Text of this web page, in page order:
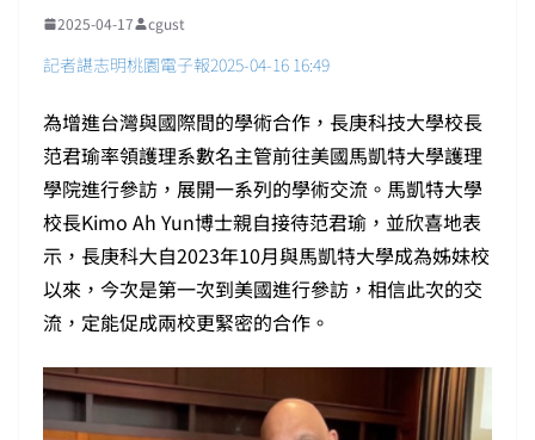
2025-04-17 cgust
記者諶志明桃園電子報2025-04-16 16:49
為增進台灣與國際間的學術合作，長庚科技大學校長
范君瑜率領護理系數名主管前往美國馬凱特大學護理
學院進行參訪，展開一系列的學術交流。馬凱特大學
校長Kimo Ah Yun博士親自接待范君瑜，並欣喜地表
示，長庚科大自2023年10月與馬凱特大學成為姊妹校
以來，今次是第一次到美國進行參訪，相信此次的交
流，定能促成兩校更緊密的合作。